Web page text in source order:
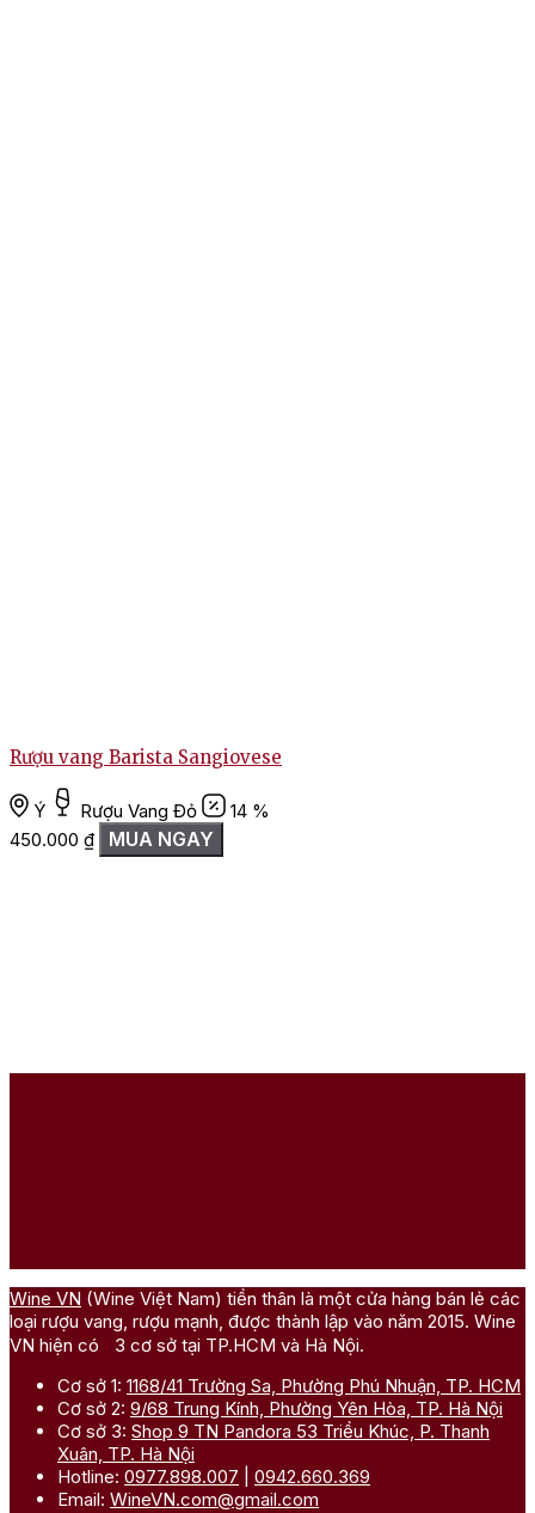
Rượu vang Barista Sangiovese
Ý Rượu Vang Đỏ
14 %
450.000 ₫ MUA NGAY
Wine VN (Wine Việt Nam) tiền thân là một cửa hàng bán lẻ các
loại rượu vang, rượu mạnh, được thành lập vào năm 2015. Wine
VN hiện có 3 cơ sở tại TP.HCM và Hà Nội.
Cơ sở 1: 1168/41 Trường Sa, Phường Phú Nhuận, TP. HCM
Cơ sở 2: 9/68 Trung Kính, Phường Yên Hòa, TP. Hà Nội
Cơ sở 3: Shop 9 TN Pandora 53 Triều Khúc, P. Thanh
Xuân, TP. Hà Nội
Hotline: 0977.898.007
0942.660.369
Email: WineVN.com@gmail.com